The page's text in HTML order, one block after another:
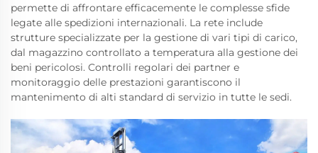
permette di affrontare efficacemente le complesse sfide
legate alle spedizioni internazionali. La rete include
strutture specializzate per la gestione di vari tipi di carico,
dal magazzino controllato a temperatura alla gestione dei
beni pericolosi. Controlli regolari dei partner e
monitoraggio delle prestazioni garantiscono il
mantenimento di alti standard di servizio in tutte le sedi.